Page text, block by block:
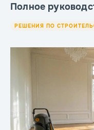
Полное
РЕШЕНИЯ ПО